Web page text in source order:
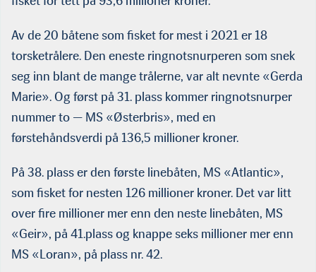
Av de 20 båtene som fisket for mest i 2021 er 18
torsketrålere. Den eneste ringnotsnurperen som snek
seg inn blant de mange trålerne, var alt nevnte «Gerda
Marie». Og først på 31. plass kommer ringnotsnurper
nummer to — MS «Østerbris», med en
førstehåndsverdi på 136,5 millioner kroner.
På 38. plass er den første linebåten, MS «Atlantic»,
som fisket for nesten 126 millioner kroner. Det var litt
over fire millioner mer enn den neste linebåten, MS
«Geir», på 41.plass og knappe seks millioner mer enn
MS «Loran», på plass nr. 42.